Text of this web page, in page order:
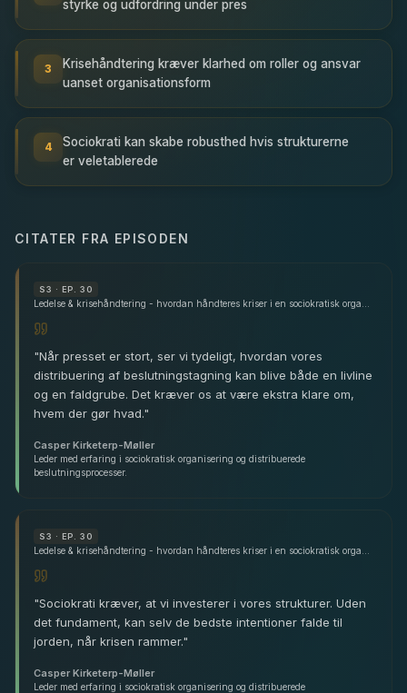
styrke og udfordring under pres
3
Krisehåndtering kræver klarhed om roller og ansvar
uanset organisationsform
4
Sociokrati kan skabe robusthed hvis strukturerne
er veletablerede
CITATER FRA EPISODEN
S3 · EP. 30
"Når presset er stort, ser vi tydeligt, hvordan vores
distribuering af beslutningstagning kan blive både en livline
og en faldgrube. Det kræver os at være ekstra klare om,
hvem der gør hvad."
Casper Kirketerp-Møller
Leder med erfaring i sociokratisk organisering og distribuerede
beslutningsprocesser.
S3 · EP. 30
"Sociokrati kræver, at vi investerer i vores strukturer. Uden
det fundament, kan selv de bedste intentioner falde til
jorden, når krisen rammer."
Casper Kirketerp-Møller
Leder med erfaring i sociokratisk organisering og distribuerede